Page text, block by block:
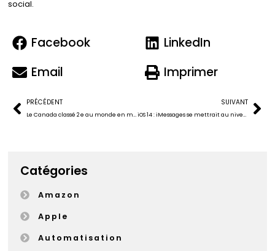
social.
Facebook
LinkedIn
Email
Imprimer
PRÉCÉDENT
Le Canada classé 2 e au monde en matière de vitesse de réseau mobile
SUIVANT
iOS 14 : iMessages se mettrait au niveau d’autres messageries
Catégories
Amazon
Apple
Automatisation